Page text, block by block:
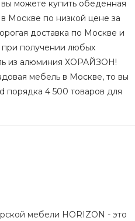
можете купить обеденная
Москве по низкой цене за
доставка по Москве и
при получении любых
из алюминия ХОРАЙЗОН!
мебель в Москве, то вы
порядка 4 500 товаров для
мебели HORIZON - это